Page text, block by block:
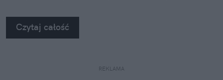
na własne oczy zobaczyć, jak profesjonaliści radzą
sobie z takimi uszkodzeniami.
Czytaj całość
REKLAMA